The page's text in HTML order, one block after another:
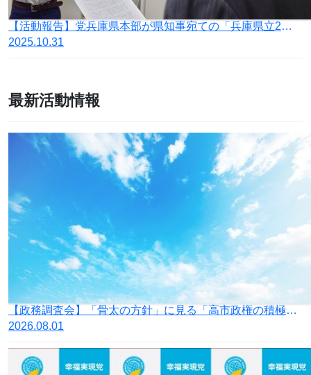
【活動報告】党兵庫県本部が県知事宛ての「兵庫県立2大学における『教育無償化』施策の廃止を求める要望書」を提出
2025.10.31
最新活動情報
【政務調査会】「骨太の方針」に見る「高市政権の積極財政」の落とし穴
2026.08.01